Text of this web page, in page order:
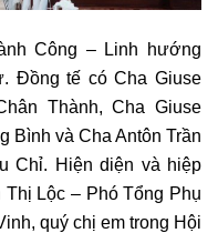
Công – Linh hướng
Đồng tế có Cha Giuse
Thành, Cha Giuse
Bình và Cha Antôn Trần
Chỉ. Hiện diện và hiệp
Lộc – Phó Tổng Phụ
quý chị em trong Hội